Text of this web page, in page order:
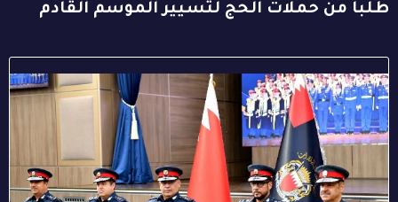
طلباً من حملات الحج لتسيير الموسم القادم